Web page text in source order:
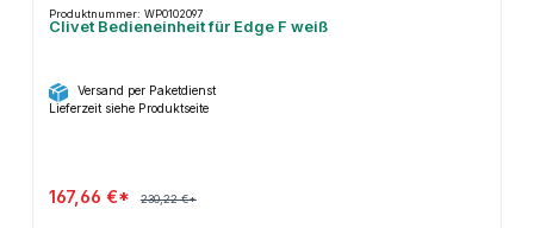
Produktnummer: WP0102097
Clivet Bedieneinheit für Edge F weiß
Versand per Paketdienst
Lieferzeit siehe Produktseite
167,66 €* 230,22 €*